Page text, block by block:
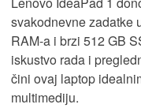
svakodnevne zadatke
RAM-a i brzi 512 GB
iskustvo rada i
čini ovaj laptop
multimediju.